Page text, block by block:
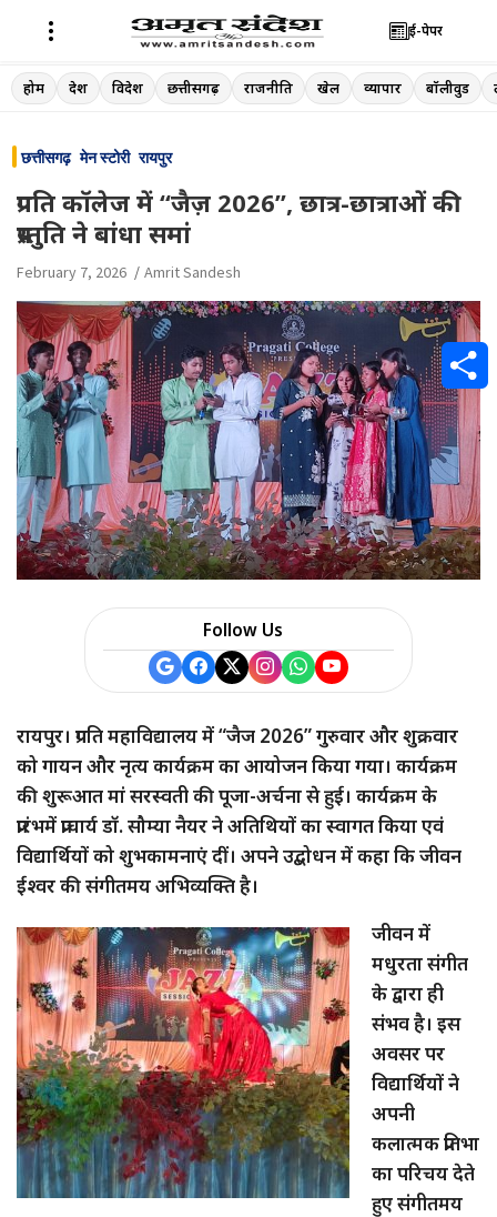
Skip
to
ई-पेपर
होम देश विदेश छत्तीसगढ़ राजनीति खेल व्यापार बॉलीवुड
छत्तीसगढ़ मेन स्टोरी रायपुर
प्रगति कॉलेज में “जैज़ 2026”, छात्र-छात्राओं की
प्रस्तुति ने बांधा समां
February 7, 2026 Amrit Sandesh
Follow Us
रायपुर। प्रगति महाविद्यालय में “जैज 2026” गुरुवार और शुक्रवार
को गायन और नृत्य कार्यक्रम का आयोजन किया गया। कार्यक्रम
की शुरूआत मां सरस्वती की पूजा-अर्चना से हुई। कार्यक्रम के
प्रारंभमें प्राचार्य डॉ. सौम्या नैयर ने अतिथियों का स्वागत किया एवं
विद्यार्थियों को शुभकामनाएं दीं। अपने उद्बोधन में कहा कि जीवन
ईश्वर की संगीतमय अभिव्यक्ति है।
जीवन में
मधुरता संगीत
के द्वारा ही
संभव है। इस
अवसर पर
विद्यार्थियों ने
अपनी
कलात्मक प्रतिभा
का परिचय देते
हुए संगीतमय
S
h
a
r